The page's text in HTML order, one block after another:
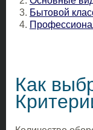
Бытовой
Как